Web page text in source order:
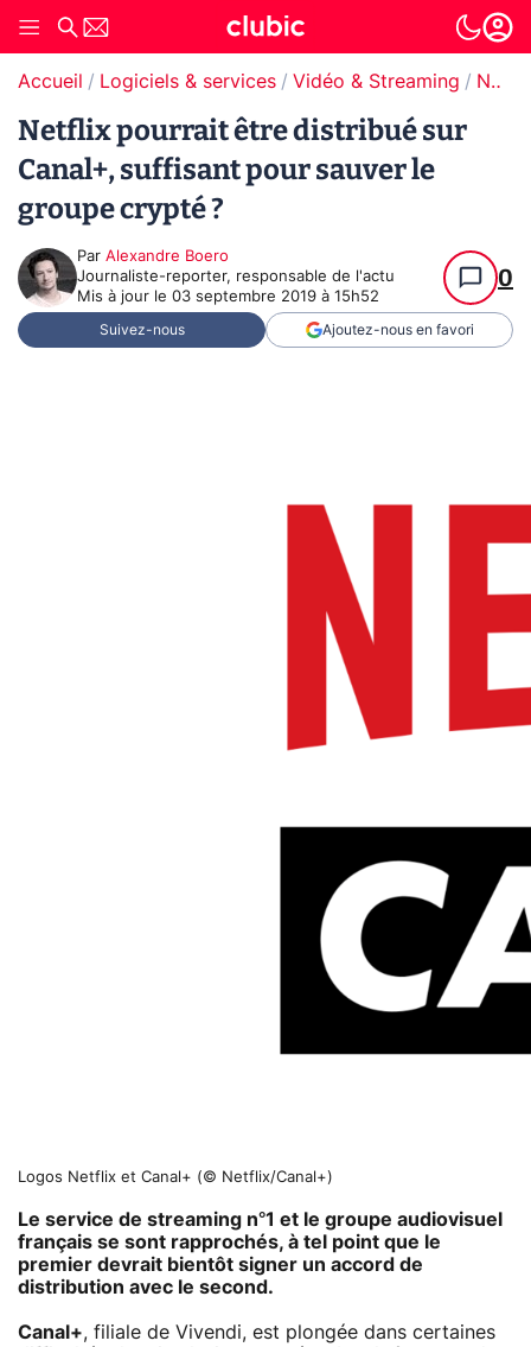
Accueil Logiciels & services Vidéo & Streaming Netflix
Netflix pourrait être distribué sur
Canal+, suffisant pour sauver le
groupe crypté ?
Par Alexandre Boero
Journaliste-reporter, responsable de l'actu
Mis à jour le 03 septembre 2019 à 15h52
0
Suivez-nous Ajoutez-nous en favori
Logos Netflix et Canal+ (© Netflix/Canal+)
Le service de streaming n°1 et le groupe audiovisuel
français se sont rapprochés, à tel point que le
premier devrait bientôt signer un accord de
distribution avec le second.
Canal+, filiale de Vivendi, est plongée dans certaines